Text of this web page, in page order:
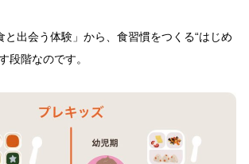
と出会う体験」から、食習慣をつくる“はじめ
段階なのです。